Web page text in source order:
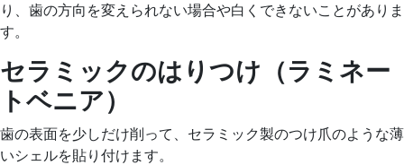
り、歯の方向を変えられない場合や白くできないことがありま
す。
セラミックのはりつけ（ラミネー
トベニア）
歯の表面を少しだけ削って、セラミック製のつけ爪のような薄
いシェルを貼り付けます。